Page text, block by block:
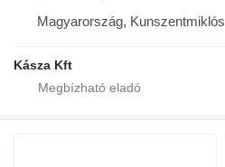
Magyarország, Kunszentmiklós
Kásza Kft